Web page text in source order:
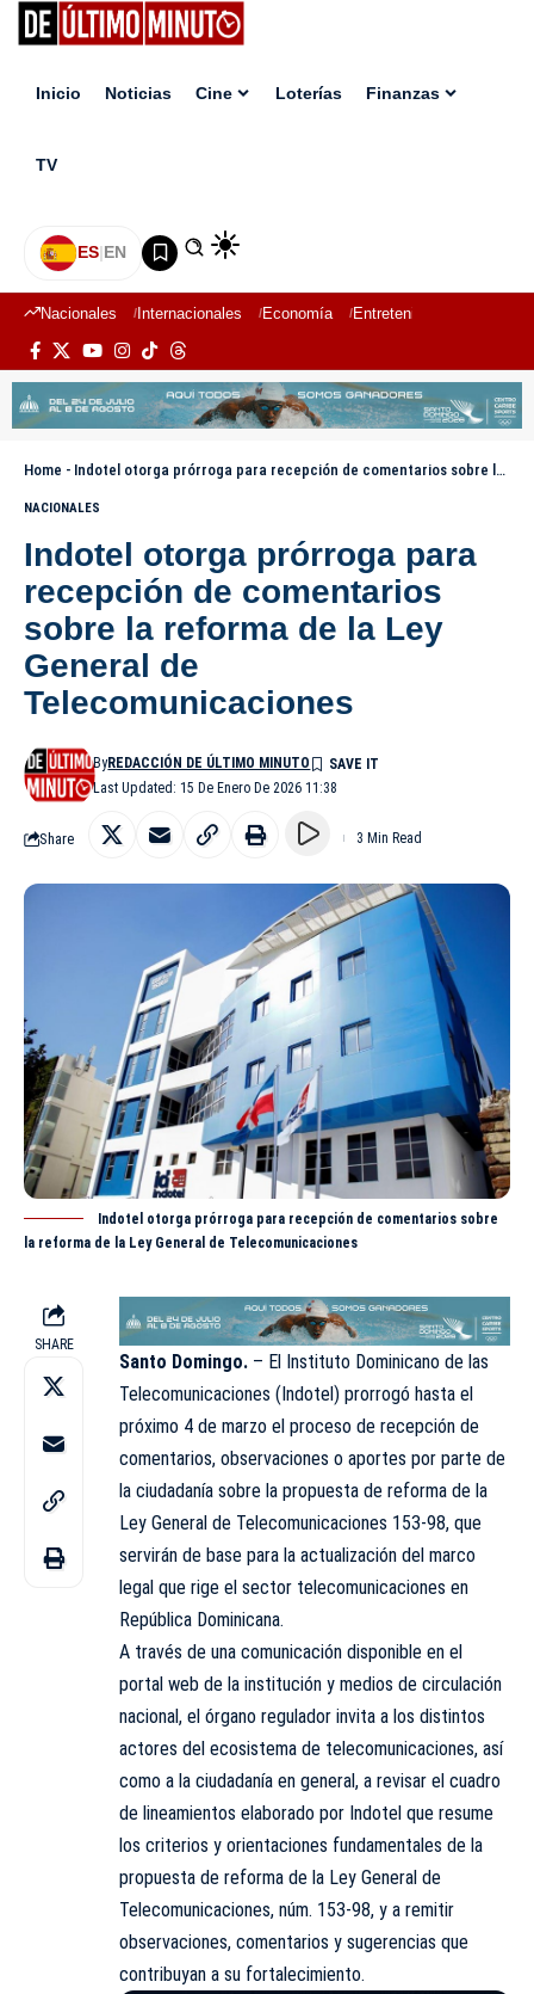
Inicio Noticias Cine Loterías Finanzas
TV
ES|EN
Nacionales Internacionales Economía Entretenimiento
Home - Indotel otorga prórroga para recepción de comentarios sobre la reforma de la Ley General de Telecomunicaciones
NACIONALES
Indotel otorga prórroga para
recepción de comentarios
sobre la reforma de la Ley
General de
Telecomunicaciones
Last Updated: 15 De Enero De 2026 11:38
ByREDACCIÓN DE ÚLTIMO MINUTO
Share 3 Min Read
Indotel otorga prórroga para recepción de comentarios sobre
la reforma de la Ley General de Telecomunicaciones
SHARE
Santo Domingo. – El Instituto Dominicano de las
Telecomunicaciones (Indotel) prorrogó hasta el
próximo 4 de marzo el proceso de recepción de
comentarios, observaciones o aportes por parte de
la ciudadanía sobre la propuesta de reforma de la
Ley General de Telecomunicaciones 153-98, que
servirán de base para la actualización del marco
legal que rige el sector telecomunicaciones en
República Dominicana.
A través de una comunicación disponible en el
portal web de la institución y medios de circulación
nacional, el órgano regulador invita a los distintos
actores del ecosistema de telecomunicaciones, así
como a la ciudadanía en general, a revisar el cuadro
de lineamientos elaborado por Indotel que resume
los criterios y orientaciones fundamentales de la
propuesta de reforma de la Ley General de
Telecomunicaciones, núm. 153-98, y a remitir
observaciones, comentarios y sugerencias que
contribuyan a su fortalecimiento.